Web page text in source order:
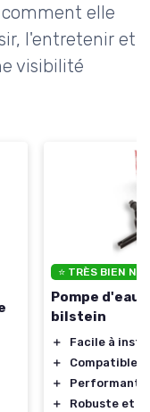
comment elle
l'entretenir et
visibilité
⭐ TRÈS BIEN
Pompe d'eau
bilstein
＋
Facile à
＋
Compatible
＋
Performante
＋
Robuste et